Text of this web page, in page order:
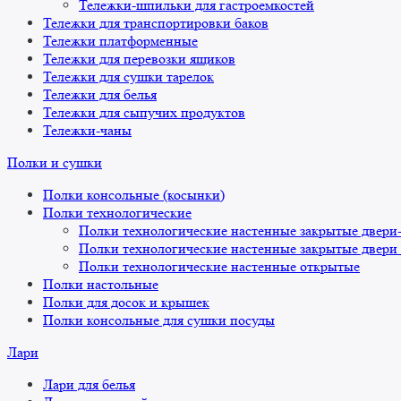
Тележки-шпильки для гастроемкостей
Тележки для транспортировки баков
Тележки платформенные
Тележки для перевозки ящиков
Тележки для сушки тарелок
Тележки для белья
Тележки для сыпучих продуктов
Тележки-чаны
Полки и сушки
Полки консольные (косынки)
Полки технологические
Полки технологические настенные закрытые
Полки технологические настенные закрытые
Полки технологические настенные открытые
Полки настольные
Полки для досок и крышек
Полки консольные для сушки посуды
Лари
Лари для белья